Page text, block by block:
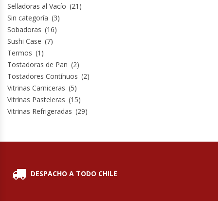
Sin Categoría
Sushi Case
Termos
Tostadoras De Pan
Selladoras al Vacío (21)
Sin categoría (3)
Sobadoras (16)
Sushi Case (7)
Termos (1)
Tostadoras de Pan (2)
Tostadores Contínuos (2)
Vitrinas Carniceras (5)
Vitrinas Pasteleras (15)
Vitrinas Refrigeradas (29)
DESPACHO A TODO CHILE